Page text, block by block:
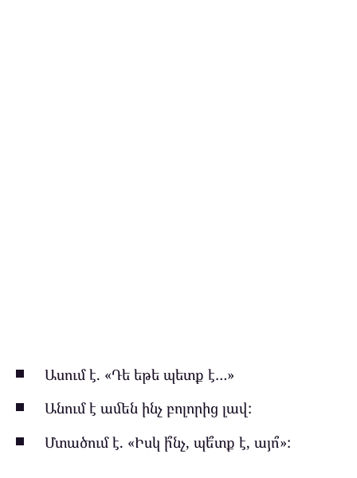
Ասում է. «Դե եթե պետք է…»
Անում է ամեն ինչ բոլորից լավ:
Մտածում է. «Իսկ ի՞նչ, պե՞տք է, այո՞»: